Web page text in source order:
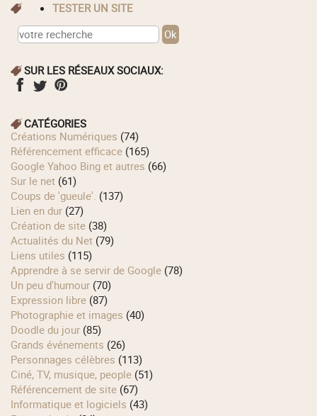
TESTER UN SITE
SUR LES RÉSEAUX SOCIAUX:
CATÉGORIES
Créations Numériques (74)
Référencement efficace (165)
Google Yahoo Bing et autres (66)
Sur le net (61)
Coups de 'gueule'. (137)
Lien en dur (27)
Création de site (38)
Actualités du Net (79)
Liens utiles (115)
Apprendre à se servir de Google (78)
Un peu d'humour (70)
Expression libre (87)
Photographie et images (40)
Doodle du jour (85)
Grands événements (26)
Personnages célèbres (113)
Ciné, TV, musique, people (51)
Référencement de site (67)
Informatique et logiciels (43)